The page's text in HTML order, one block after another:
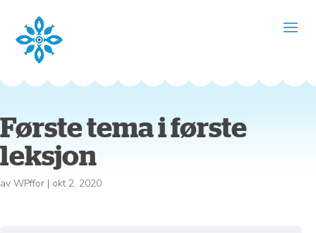
Første tema i første
leksjon
av WPffor | okt 2, 2020